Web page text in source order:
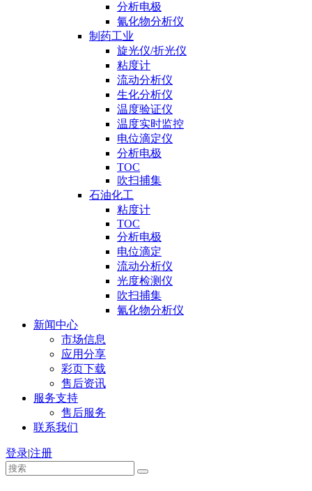
分析电极
氰化物分析仪
制药工业
旋光仪/折光仪
粘度计
流动分析仪
生化分析仪
温度验证仪
温度实时监控
电位滴定仪
分析电极
TOC
吹扫捕集
石油化工
粘度计
TOC
分析电极
电位滴定
流动分析仪
光度检测仪
吹扫捕集
氰化物分析仪
新闻中心
市场信息
应用分享
彩页下载
售后资讯
服务支持
售后服务
联系我们
登录|注册